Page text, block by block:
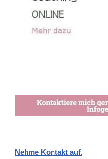
Nehme Kontakt auf.